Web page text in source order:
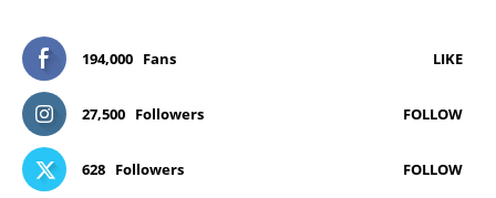
194,000 Fans LIKE
27,500 Followers FOLLOW
628 Followers FOLLOW